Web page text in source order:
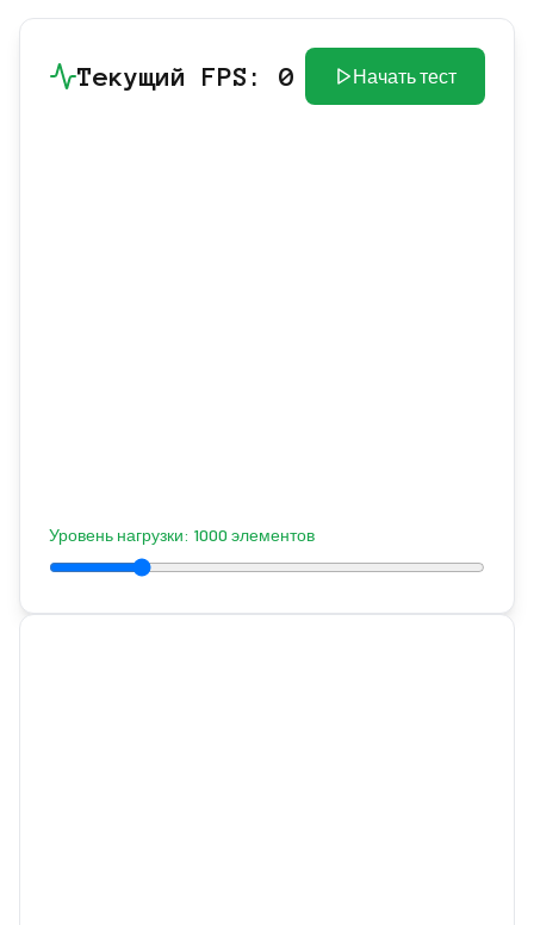
Текущий FPS : 0 Начать тест
Уровень нагрузки: 1000 элементов